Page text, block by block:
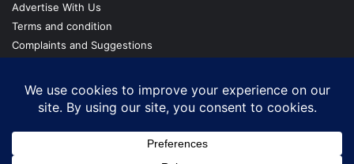
Advertise With Us
Terms and condition
Complaints and Suggestions
Our Team
Copyright @ cmgtimes.com